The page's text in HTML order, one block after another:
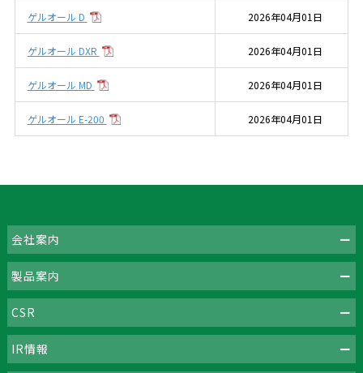
ゲルオール D 2026年04月01日
ゲルオール DXR 2026年04月01日
ゲルオール MD 2026年04月01日
ゲルオール E-200 2026年04月01日
会社案内
製品案内
CSR
IR情報